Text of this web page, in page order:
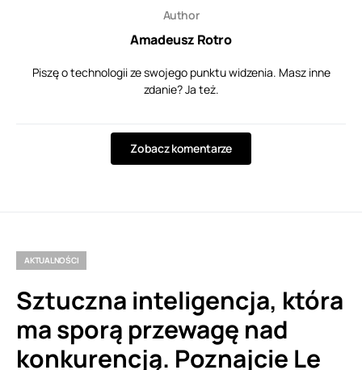
Author
Amadeusz Rotro
Piszę o technologii ze swojego punktu widzenia. Masz inne
zdanie? Ja też.
Zobacz komentarze
AKTUALNOŚCI
Sztuczna inteligencja, która
ma sporą przewagę nad
konkurencją. Poznajcie Le